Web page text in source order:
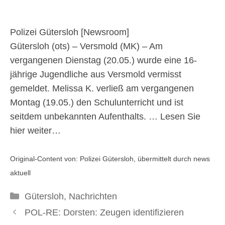
26. Mai 2025
Polizei Gütersloh [Newsroom]
Gütersloh (ots) – Versmold (MK) – Am
vergangenen Dienstag (20.05.) wurde eine 16-
jährige Jugendliche aus Versmold vermisst
gemeldet. Melissa K. verließ am vergangenen
Montag (19.05.) den Schulunterricht und ist
seitdem unbekannten Aufenthalts. … Lesen Sie
hier weiter…
Original-Content von: Polizei Gütersloh, übermittelt durch news
aktuell
Kategorien
Gütersloh, Nachrichten
POL-RE: Dorsten: Zeugen identifizieren